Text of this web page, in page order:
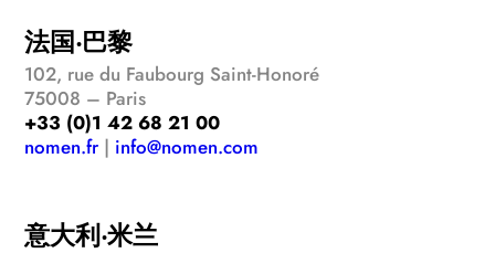
法国‧巴黎
102, rue du Faubourg Saint-Honoré
75008 – Paris
+33 (0)1 42 68 21 00
nomen.fr | info@nomen.com
意大利‧米兰